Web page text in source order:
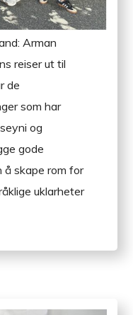
Arman
reiser ut til
de
som har
og
gode
å skape rom for
uklarheter